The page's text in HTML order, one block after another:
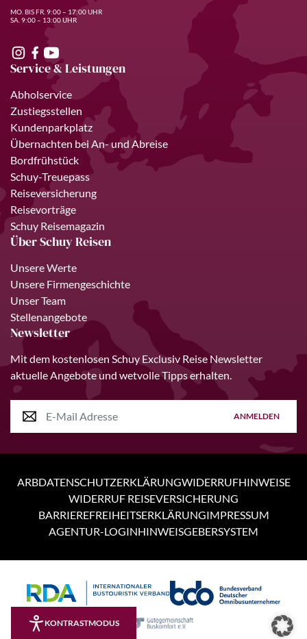
8 Tage
KONTRASTMODUS
MO. BIS FR. 9:00 – 17:00 UHR
SA. 9:00 – 13:00 UHR
Service & Leistungen
Abholservice
Zustiegsstellen
Kundenparkplatz
Übernachten bei An- und Abreise
Bordfrühstück
Schuy-Treuepass
Reiseversicherung
Reisevorträge
Schuy Reisemagazin
Über Schuy Reisen
Unsere Werte
Unsere Firmengeschichte
Unser Team
Stellenangebote
Newsletter
Mit dem kostenlosen Schuy Exclusiv Reise Newsletter
aktuelle Angebote und wetvolle Tipps erhalten.
ANMELDEN
ARBDATENSCHUTZERKLÄRUNGWIDERRUFHINWEISE
WIDERRUF REISEVERSICHERUNG
BARRIEREFREIHEITSERKLÄRUNGIMPRESSUM
AGENTUR-LOGINHINWEISGEBERSYSTEM